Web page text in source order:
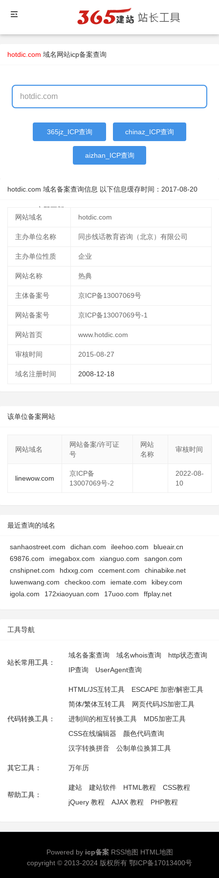
hotdic.com 域名网站icp备案查询
365jz_ICP查询 chinaz_ICP查询
aizhan_ICP查询
hotdic.com 域名备案查询信息 以下信息缓存时间： 2017-08-20
立即更新
网站域名
hotdic.com
主办单位名称 同步线话教育咨询（北京）有限公司
主办单位性质 企业
网站名称 热典
主体备案号 京ICP备13007069号
网站备案号 京ICP备13007069号-1
网站首页 www.hotdic.com
审核时间 2015-08-27
域名注册时间 2008-12-18
该单位备案网站
网站域名
网站备案/许可证
号
网站
名称
审核时间
linewow.com
京ICP备
13007069号-2
2022-08-
10
最近查询的域名
sanhaostreet.com dichan.com ileehoo.com
blueair.cn
69876.com
imegabox.com xianguo.com
sangon.com
cnshipnet.com
hdxxg.com ccement.com
chinabike.net
luwenwang.com
checkoo.com iemate.com
kibey.com
igola.com
172xiaoyuan.com 17uoo.com ffplay.net
工具导航
站长常用工具：
域名备案查询 域名whois查询
http状态查询
IP查询
UserAgent查询
代码转换工具：
HTML/JS互转工具
ESCAPE 加密/解密工具
简体/繁体互转工具
网页代码JS加密工具
进制间的相互转换工具
MD5加密工具
CSS在线编辑器
颜色代码查询
汉字转换拼音
公制单位换算工具
其它工具： 万年历
帮助工具：
建站 建站软件 HTML教程
CSS教程
jQuery 教程
AJAX 教程 PHP教程
Powered by icp备案 RSS地图 HTML地图
copyright © 2013-2024 版权所有 鄂ICP备17013400号